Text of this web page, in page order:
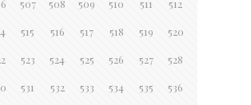
507 508 509 510 511 512
515 516 517 518 519 520
523 524 525 526 527 528
531 532 533 534 535 536